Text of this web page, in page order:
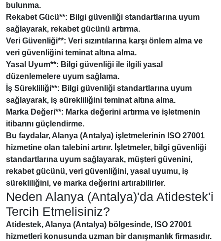
bulunma.
Rekabet Gücü**: Bilgi güvenliği standartlarına uyum
sağlayarak, rekabet gücünü artırma.
Veri Güvenliği**: Veri sızıntılarına karşı önlem alma ve
veri güvenliğini teminat altına alma.
Yasal Uyum**: Bilgi güvenliği ile ilgili yasal
düzenlemelere uyum sağlama.
İş Sürekliliği**: Bilgi güvenliği standartlarına uyum
sağlayarak, iş sürekliliğini teminat altına alma.
Marka Değeri**: Marka değerini artırma ve işletmenin
itibarını güçlendirme.
Bu faydalar, Alanya (Antalya) işletmelerinin ISO 27001
hizmetine olan talebini artırır. İşletmeler, bilgi güvenliği
standartlarına uyum sağlayarak, müşteri güvenini,
rekabet gücünü, veri güvenliğini, yasal uyumu, iş
sürekliliğini, ve marka değerini artırabilirler.
Neden Alanya (Antalya)'da Atidestek'i
Tercih Etmelisiniz?
Atidestek, Alanya (Antalya) bölgesinde, ISO 27001
hizmetleri konusunda uzman bir danışmanlık firmasıdır.